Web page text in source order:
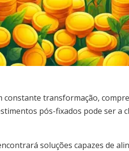
constante transformação,
pós-fixados pode ser a
soluções capazes de